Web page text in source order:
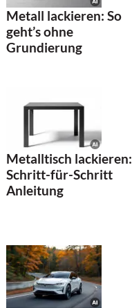
Metall lackieren: So
geht’s ohne
Grundierung
Metalltisch lackieren:
Schritt-für-Schritt
Anleitung